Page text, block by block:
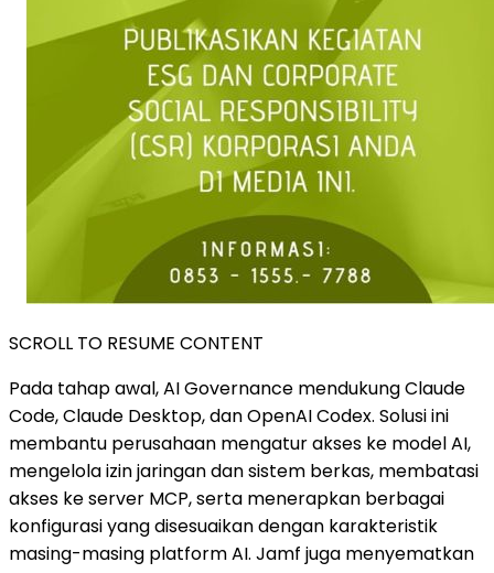
SCROLL TO RESUME CONTENT
Pada tahap awal, AI Governance mendukung Claude
Code, Claude Desktop, dan OpenAI Codex. Solusi ini
membantu perusahaan mengatur akses ke model AI,
mengelola izin jaringan dan sistem berkas, membatasi
akses ke server MCP, serta menerapkan berbagai
konfigurasi yang disesuaikan dengan karakteristik
masing-masing platform AI. Jamf juga menyematkan